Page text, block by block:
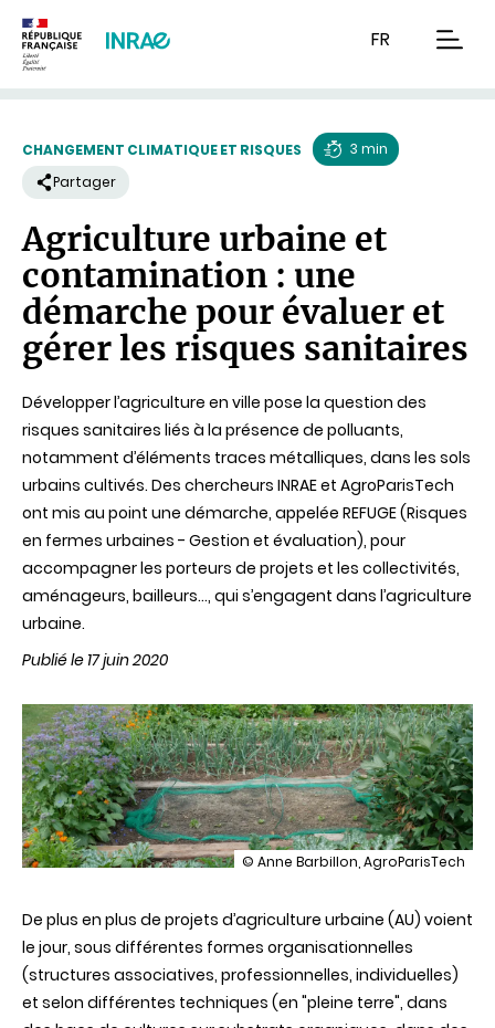
FR
CHANGEMENT CLIMATIQUE ET RISQUES
lecture
3 min
Partager
Agriculture urbaine et
contamination : une
démarche pour évaluer et
gérer les risques sanitaires
Développer l’agriculture en ville pose la question des
risques sanitaires liés à la présence de polluants,
notamment d’éléments traces métalliques, dans les sols
urbains cultivés. Des chercheurs INRAE et AgroParisTech
ont mis au point une démarche, appelée REFUGE (Risques
en fermes urbaines - Gestion et évaluation), pour
accompagner les porteurs de projets et les collectivités,
aménageurs, bailleurs…, qui s’engagent dans l’agriculture
urbaine.
Publié le 17 juin 2020
illustration
et
contamination
:
une
démarche
pour
© Anne Barbillon, AgroParisTech
De plus en plus de projets d’agriculture urbaine (AU) voient
le jour, sous différentes formes organisationnelles
(structures associatives, professionnelles, individuelles)
et selon différentes techniques (en "pleine terre", dans